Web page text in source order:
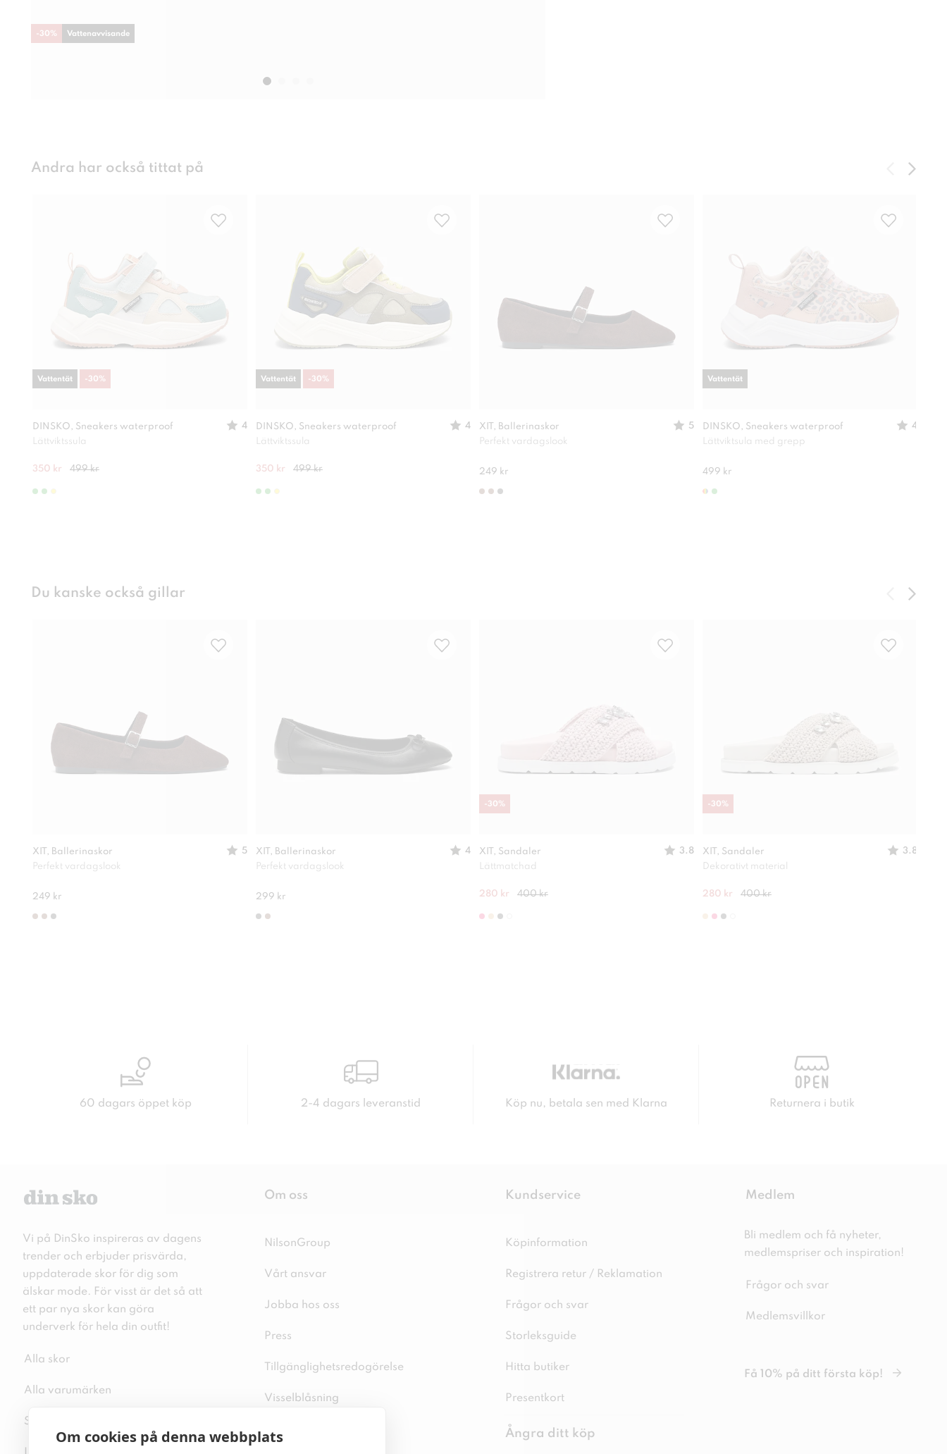
Om cookies på denna webbplats
-30% Vattenavvisande
Andra har också tittat på
DINSKO, Sneakers waterproof
4
Lättviktssula
350 kr 499 kr
Vattentät -30%
DINSKO, Sneakers waterproof
4
Lättviktssula
350 kr 499 kr
Vattentät -30%
XIT, Ballerinaskor
5
Perfekt vardagslook
249 kr
DINSKO, Sneakers waterproof
4
Lättviktsula med grepp
499 kr
Vattentät
Du kanske också gillar
XIT, Ballerinaskor
5
Perfekt vardagslook
249 kr
XIT, Ballerinaskor
4
Perfekt vardagslook
299 kr
XIT, Sandaler
3.8
Lättmatchad
280 kr 400 kr
-30%
XIT, Sandaler
3.8
Dekorativt material
280 kr 400 kr
-30%
60 dagars öppet köp 2-4 dagars leveranstid Köp nu, betala sen med Klarna Returnera i butik
Vi på DinSko inspireras av dagens
trender och erbjuder prisvärda,
uppdaterade skor för dig som
älskar mode. För visst är det så att
ett par nya skor kan göra
underverk för hela din outfit!
Alla skor
Alla varumärken
Sitemap
Om oss
NilsonGroup
Vårt ansvar
Jobba hos oss
Press
Tillgänglighetsredogörelse
Visselblåsning
Kundservice
Köpinformation
Registrera retur / Reklamation
Frågor och svar
Storleksguide
Hitta butiker
Presentkort
Ångra ditt köp
Medlem
Bli medlem och få nyheter,
medlemspriser och inspiration!
Frågor och svar
Medlemsvillkor
Få 10% på ditt första köp!